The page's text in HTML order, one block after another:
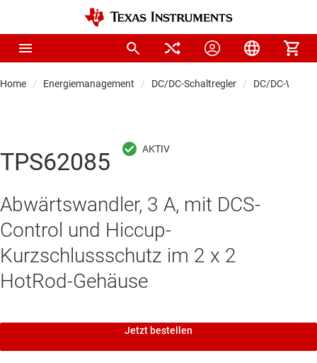
Home Energiemanagement DC/DC-Schaltregler DC/DC-
TPS62085
Abwärtswandler, 3 A, mit DCS-
Control und Hiccup-
Kurzschlussschutz im 2 x 2
HotRod-Gehäuse
Jetzt bestellen